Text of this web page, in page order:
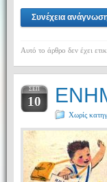
Συνέχεια
Αυτό το άρθρο δεν έχει
ΣΕΠ
10
Χωρίς